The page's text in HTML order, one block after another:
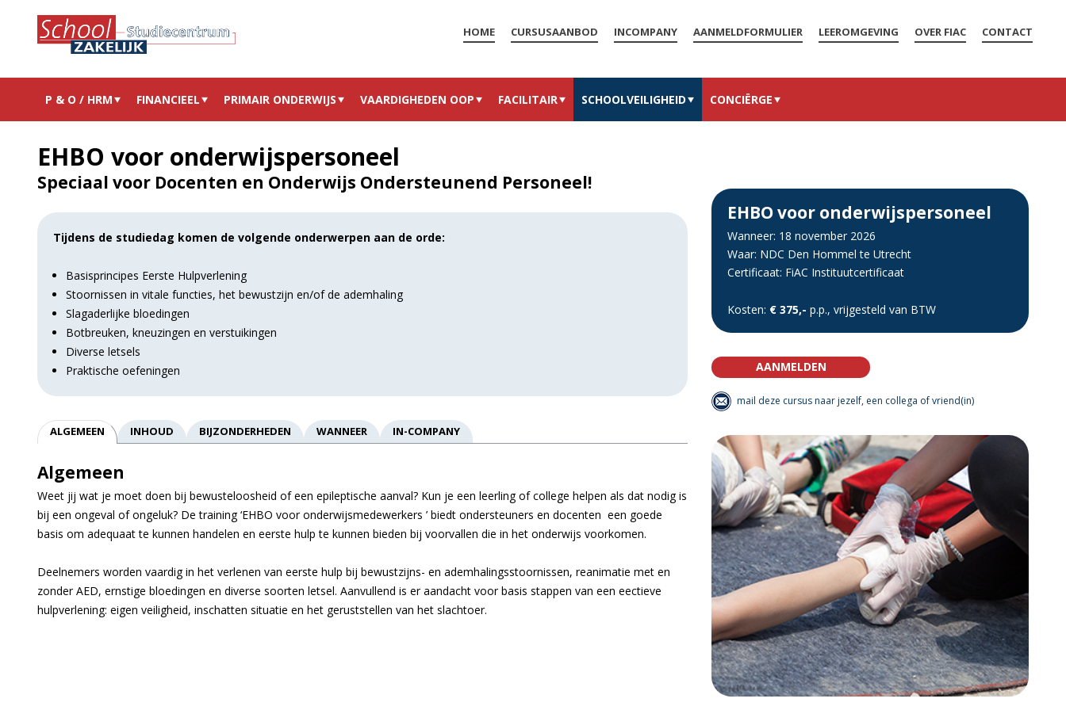
HOME CURSUSAANBOD INCOMPANY AANMELDFORMULIER LEEROMGEVING OVER FIAC CONTACT
P & O / HRM FINANCIEEL PRIMAIR ONDERWIJS VAARDIGHEDEN OOP FACILITAIR SCHOOLVEILIGHEID CONCIËRGE
EHBO voor onderwijspersoneel
Speciaal voor Docenten en Onderwijs Ondersteunend Personeel!
Tijdens de studiedag komen de volgende onderwerpen aan de orde:
Basisprincipes Eerste Hulpverlening
Stoornissen in vitale functies, het bewustzijn en/of de ademhaling
Slagaderlijke bloedingen
Botbreuken, kneuzingen en verstuikingen
Diverse letsels
Praktische oefeningen
ALGEMEEN INHOUD BIJZONDERHEDEN WANNEER IN-COMPANY
Algemeen
Weet jij wat je moet doen bij bewusteloosheid of een epileptische aanval? Kun je een leerling of college helpen als dat nodig is
bij een ongeval of ongeluk? De training ‘EHBO voor onderwijsmedewerkers ’ biedt ondersteuners en docenten een goede
basis om adequaat te kunnen handelen en eerste hulp te kunnen bieden bij voorvallen die in het onderwijs voorkomen.
Deelnemers worden vaardig in het verlenen van eerste hulp bij bewustzijns- en ademhalingsstoornissen, reanimatie met en
zonder AED, ernstige bloedingen en diverse soorten letsel. Aanvullend is er aandacht voor basis stappen van een effectieve
hulpverlening: eigen veiligheid, inschatten situatie en het geruststellen van het slachtoffer.
EHBO voor onderwijspersoneel
Wanneer: 18 november 2026
Waar: NDC Den Hommel te Utrecht
Certificaat: FiAC Instituutcertificaat
Kosten: € 375,- p.p., vrijgesteld van BTW
AANMELDEN
mail deze cursus naar jezelf, een collega of vriend(in)